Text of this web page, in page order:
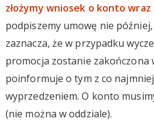
złożymy wniosek o konto
podpiszemy umowę nie
zaznacza, że w przypadku
promocja zostanie zakończona
poinformuje o tym z co
wyprzedzeniem. O konto
(nie można w oddziale).